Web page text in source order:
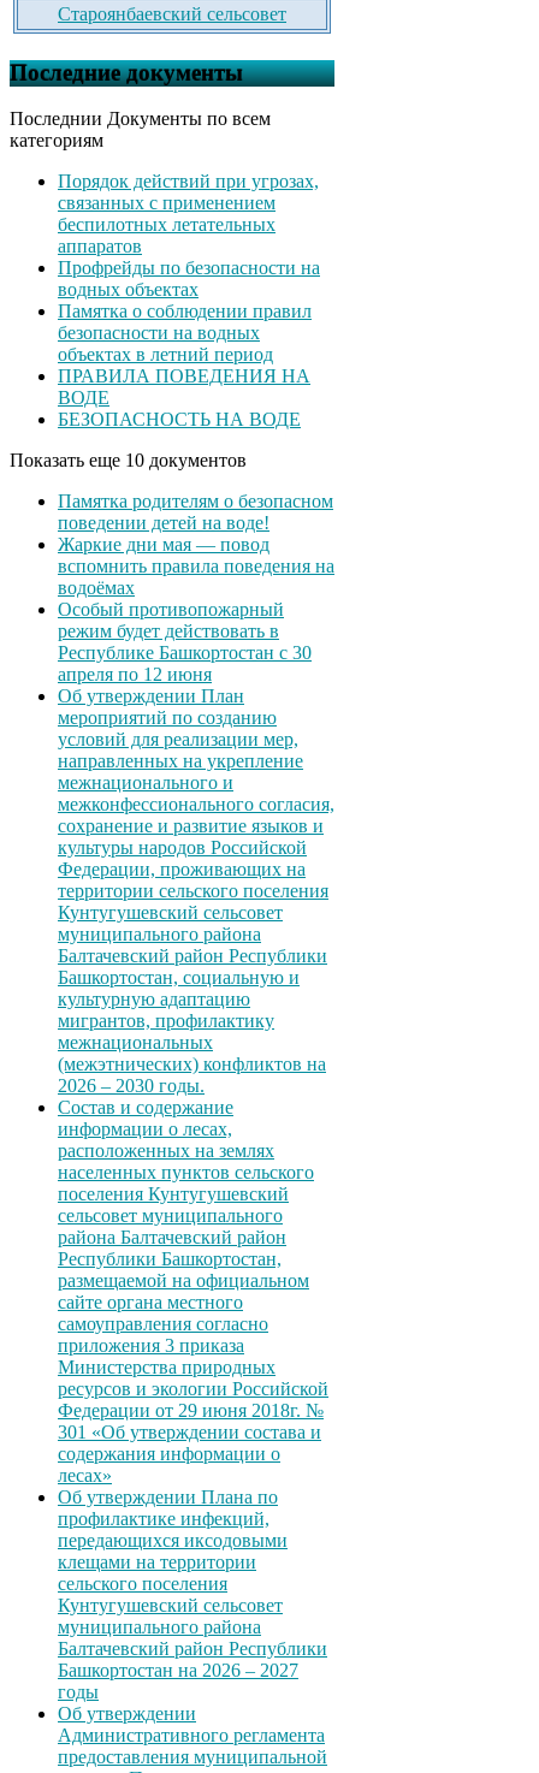
Староянбаевский сельсовет
Последние документы
Последнии Документы по всем
категориям
Порядок действий при угрозах,
связанных с применением
беспилотных летательных
аппаратов
Профрейды по безопасности на
водных объектах
Памятка о соблюдении правил
безопасности на водных
объектах в летний период
ПРАВИЛА ПОВЕДЕНИЯ НА
ВОДЕ
БЕЗОПАСНОСТЬ НА ВОДЕ
Показать еще 10 документов
Памятка родителям о безопасном
поведении детей на воде!
Жаркие дни мая — повод
вспомнить правила поведения на
водоёмах
Особый противопожарный
режим будет действовать в
Республике Башкортостан с 30
апреля по 12 июня
Об утверждении План
мероприятий по созданию
условий для реализации мер,
направленных на укрепление
межнационального и
межконфессионального согласия,
сохранение и развитие языков и
культуры народов Российской
Федерации, проживающих на
территории сельского поселения
Кунтугушевский сельсовет
муниципального района
Балтачевский район Республики
Башкортостан, социальную и
культурную адаптацию
мигрантов, профилактику
межнациональных
(межэтнических) конфликтов на
2026 – 2030 годы.
Состав и содержание
информации о лесах,
расположенных на землях
населенных пунктов сельского
поселения Кунтугушевский
сельсовет муниципального
района Балтачевский район
Республики Башкортостан,
размещаемой на официальном
сайте органа местного
самоуправления согласно
приложения 3 приказа
Министерства природных
ресурсов и экологии Российской
Федерации от 29 июня 2018г. №
301 «Об утверждении состава и
содержания информации о
лесах»
Об утверждении Плана по
профилактике инфекций,
передающихся иксодовыми
клещами на территории
сельского поселения
Кунтугушевский сельсовет
муниципального района
Балтачевский район Республики
Башкортостан на 2026 – 2027
годы
Об утверждении
Административного регламента
предоставления муниципальной